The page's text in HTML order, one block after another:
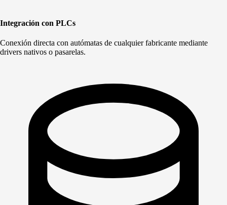
Integración con PLCs
Conexión directa con autómatas de cualquier fabricante mediante
drivers nativos o pasarelas.